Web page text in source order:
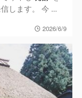
します。 今 ...
2026/6/9